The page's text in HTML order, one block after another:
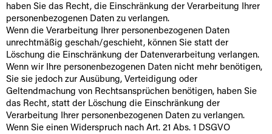
haben Sie das Recht, die Einschränkung der Verarbeitung Ihrer
personenbezogenen Daten zu verlangen.
Wenn die Verarbeitung Ihrer personenbezogenen Daten
unrechtmäßig geschah/geschieht, können Sie statt der
Löschung die Einschränkung der Datenverarbeitung verlangen.
Wenn wir Ihre personenbezogenen Daten nicht mehr benötigen,
Sie sie jedoch zur Ausübung, Verteidigung oder
Geltendmachung von Rechtsansprüchen benötigen, haben Sie
das Recht, statt der Löschung die Einschränkung der
Verarbeitung Ihrer personenbezogenen Daten zu verlangen.
Wenn Sie einen Widerspruch nach Art. 21 Abs. 1 DSGVO